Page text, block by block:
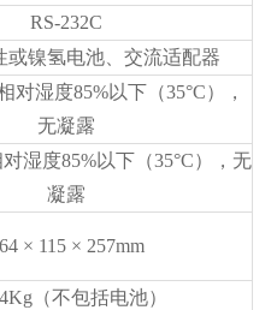
RS-232C
或镍氢电池、交流适配器
对湿度85%以下（35°C），
无凝露
对湿度85%以下（35°C），无
凝露
× 115 × 257mm
（不包括电池）